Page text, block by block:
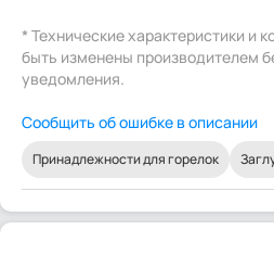
* Технические характеристики и
быть изменены производителем
уведомления.
Сообщить об ошибке в описании
Принадлежности для горелок